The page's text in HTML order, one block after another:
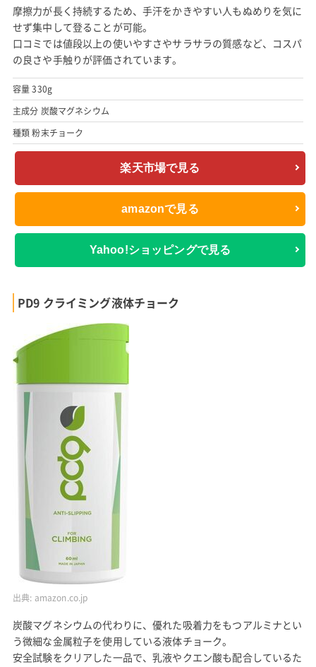
摩擦力が長く持続するため、手汗をかきやすい人もぬめりを気に
せず集中して登ることが可能。
口コミでは値段以上の使いやすさやサラサラの質感など、コスパ
の良さや手触りが評価されています。
容量 330g
主成分 炭酸マグネシウム
種類 粉末チョーク
楽天市場で見る
amazonで見る
Yahoo!ショッピングで見る
PD9 クライミング液体チョーク
出典: amazon.co.jp
炭酸マグネシウムの代わりに、優れた吸着力をもつアルミナとい
う微細な金属粒子を使用している液体チョーク。
安全試験をクリアした一品で、乳液やクエン酸も配合しているた